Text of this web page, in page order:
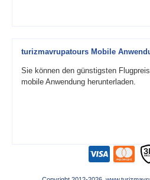
turizmavrupatours Mobile
Sie können den günstigsten
mobile Anwendung herunterladen.